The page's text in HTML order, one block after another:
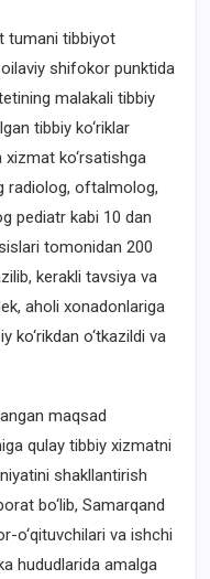
tibbiyot
shifokor punktida
malakali tibbiy
tibbiy ko‘riklar
ko‘rsatishga
radiolog, oftalmolog,
pediatr kabi 10 dan
tomonidan 200
kerakli tavsiya va
aholi xonadonlariga
ko‘rikdan o‘tkazildi va
maqsad
qulay tibbiy xizmatni
shakllantirish
bo‘lib, Samarqand
o‘qituvchilari va ishchi
hududlarida amalga